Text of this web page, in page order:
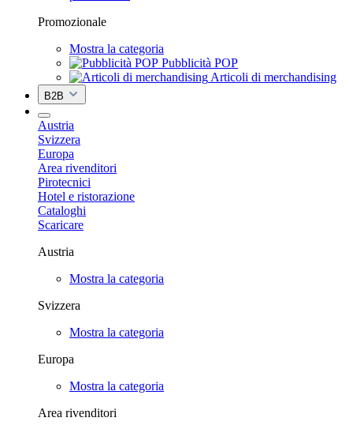
Promozionale
Mostra la categoria
Pubblicità POP
Articoli di merchandising
B2B
Austria
Svizzera
Europa
Area rivenditori
Pirotecnici
Hotel e ristorazione
Cataloghi
Scaricare
Austria
Mostra la categoria
Svizzera
Mostra la categoria
Europa
Mostra la categoria
Area rivenditori